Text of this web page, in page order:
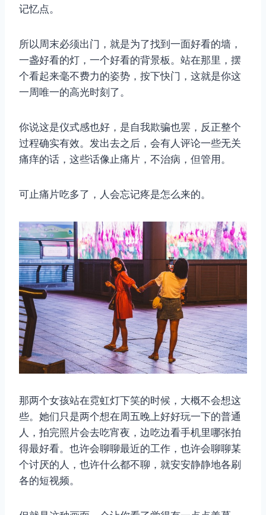
记忆点。
所以周末必须出门，就是为了找到一面好看的墙，
一盏好看的灯，一个好看的背景板。站在那里，摆
个看起来毫不费力的姿势，按下快门，这就是你这
一周唯一的高光时刻了。
你说这是仪式感也好，是自我欺骗也罢，反正整个
过程确实有效。发出去之后，会有人评论一些无关
痛痒的话，这些话像止痛片，不治病，但管用。
可止痛片吃多了，人会忘记疼是怎么来的。
那两个女孩站在霓虹灯下笑的时候，大概不会想这
些。她们只是两个想在周五晚上好好玩一下的普通
人，拍完照片会去吃宵夜，边吃边看手机里哪张拍
得最好看。也许会聊聊最近的工作，也许会聊聊某
个讨厌的人，也许什么都不聊，就安安静静地各刷
各的短视频。